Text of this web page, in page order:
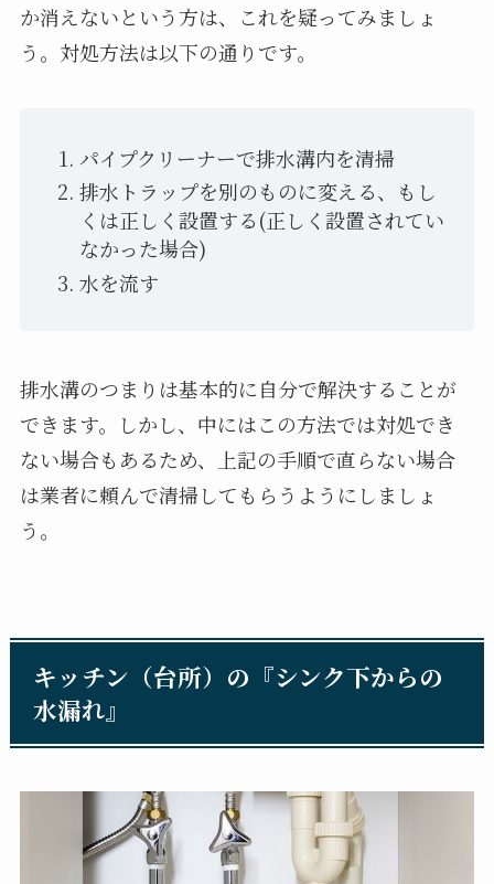
か消えないという方は、これを疑ってみましょ
う。対処方法は以下の通りです。
パイプクリーナーで排水溝内を清掃
排水トラップを別のものに変える、もし
くは正しく設置する(正しく設置されてい
なかった場合)
水を流す
排水溝のつまりは基本的に自分で解決することが
できます。しかし、中にはこの方法では対処でき
ない場合もあるため、上記の手順で直らない場合
は業者に頼んで清掃してもらうようにしましょ
う。
キッチン（台所）の『シンク下からの
水漏れ』